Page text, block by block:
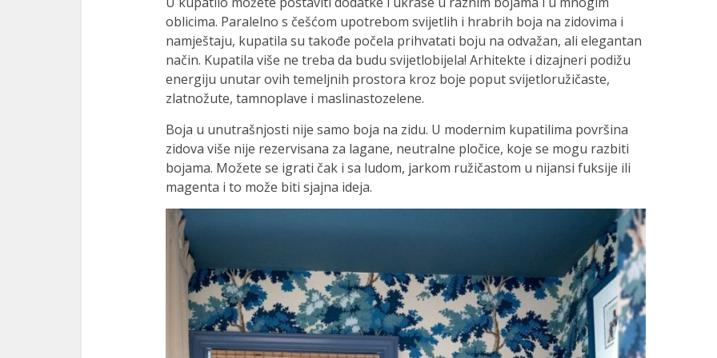
oblicima. Paralelno s češćom upotrebom svijetlih i hrabrih boja na zidovima i
namještaju, kupatila su takođe počela prihvatati boju na odvažan, ali elegantan
način. Kupatila više ne treba da budu svijetlobijela! Arhitekte i dizajneri podižu
energiju unutar ovih temeljnih prostora kroz boje poput svijetloružičaste,
zlatnožute, tamnoplave i maslinastozelene.
Boja u unutrašnjosti nije samo boja na zidu. U modernim kupatilima površina
zidova više nije rezervisana za lagane, neutralne pločice, koje se mogu razbiti
bojama. Možete se igrati čak i sa ludom, jarkom ružičastom u nijansi fuksije ili
magenta i to može biti sjajna ideja.